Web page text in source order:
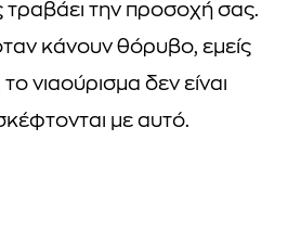
την προσοχή σας.
κάνουν θόρυβο, εμείς
νιαούρισμα δεν είναι
με αυτό.